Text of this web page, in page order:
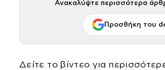
Ανακαλύψτε περισσότερα
Προσθήκη του
Δείτε το βίντεο για